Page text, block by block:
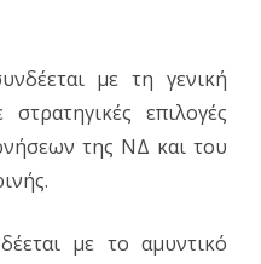
με τη γενική
επιλογές
της ΝΔ και του
με το αμυντικό